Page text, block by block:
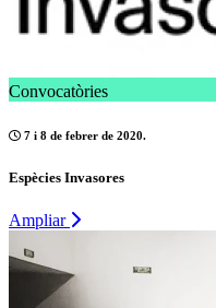
Convocatòries
7 i 8 de febrer de 2020.
Espècies Invasores
Ampliar